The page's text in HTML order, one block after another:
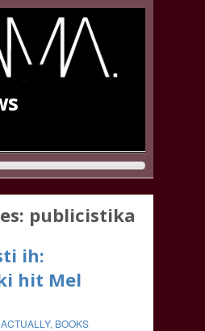
publicistika
ih:
hit Mel
ACTUALLY, BOOKS